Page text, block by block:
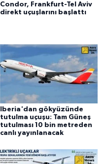
Condor, Frankfurt-Tel Aviv
direkt uçuşlarını başlattı
Iberia'dan gökyüzünde
tutulma uçuşu: Tam Güneş
tutulması 10 bin metreden
canlı yayınlanacak